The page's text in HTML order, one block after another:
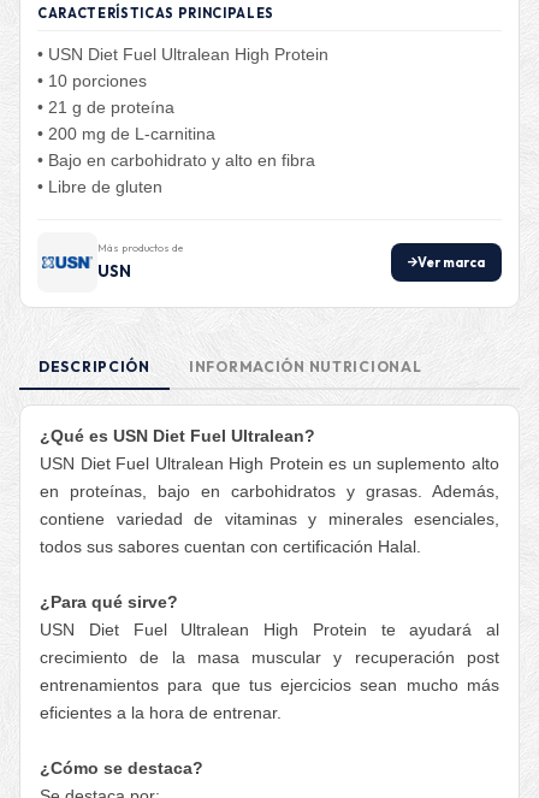
CARACTERÍSTICAS PRINCIPALES
• USN Diet Fuel Ultralean High Protein
• 10 porciones
• 21 g de proteína
• 200 mg de L-carnitina
• Bajo en carbohidrato y alto en fibra
• Libre de gluten
Más productos de
USN Ver marca
DESCRIPCIÓN INFORMACIÓN NUTRICIONAL
¿Qué es USN Diet Fuel Ultralean?
USN Diet Fuel Ultralean High Protein es un suplemento alto
en proteínas, bajo en carbohidratos y grasas. Además,
contiene variedad de vitaminas y minerales esenciales,
todos sus sabores cuentan con certificación Halal.
¿Para qué sirve?
USN Diet Fuel Ultralean High Protein te ayudará al
crecimiento de la masa muscular y recuperación post
entrenamientos para que tus ejercicios sean mucho más
eficientes a la hora de entrenar.
¿Cómo se destaca?